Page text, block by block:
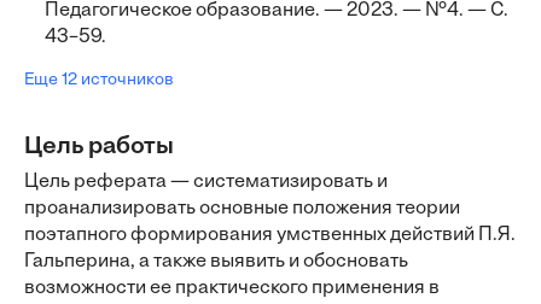
Педагогическое образование. — 2023. — №4. — С.
43–59.
Еще 12 источников
Цель работы
Цель реферата — систематизировать и
проанализировать основные положения теории
поэтапного формирования умственных действий П.Я.
Гальперина, а также выявить и обосновать
возможности ее практического применения в